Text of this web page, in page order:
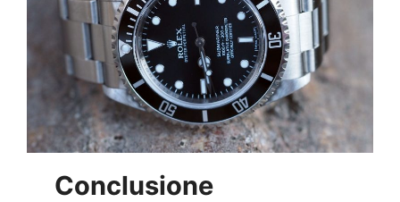
Conclusione